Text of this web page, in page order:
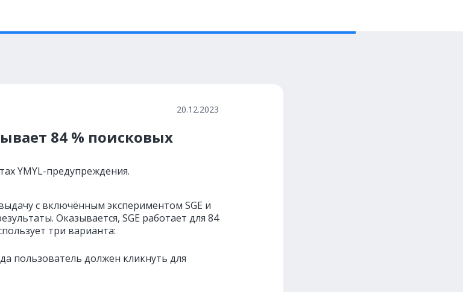
20.12.2023
84 % поисковых
YMYL-предупреждения.
с включённым экспериментом SGE и
Оказывается, SGE работает для 84
три варианта:
пользователь должен кликнуть для